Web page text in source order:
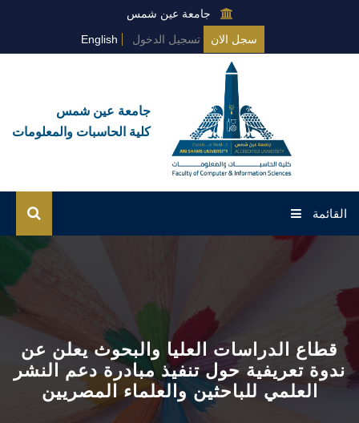
جامعة عين شمس
سجل الان
تسجيل الدخول English
جامعة عين شمس
كلية الحاسبات والمعلومات
القائمة
الرئيسية
البرامج العامة
البرامج المتخصصة
قطاع الدراسات العليا والبحوث يعلن عن
ندوة تعريفية حول تنفيذ مبادرة دعم النشر
العلمي للباحثين والعلماء المصريين